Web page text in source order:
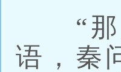
“那是
语，秦